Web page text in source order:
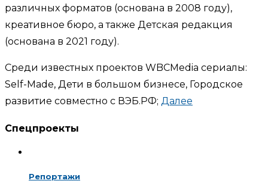
различных форматов (основана в 2008 году),
креативное бюро, а также Детская редакция
(основана в 2021 году).
Среди известных проектов WBCMedia сериалы:
Self-Made, Дети в большом бизнесе, Городское
развитие совместно с ВЭБ.РФ; Далее
Спецпроекты
Репортажи